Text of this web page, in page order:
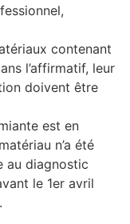
contenant
l’affirmatif, leur
doivent être
est en
n’a été
au diagnostic
le 1er avril